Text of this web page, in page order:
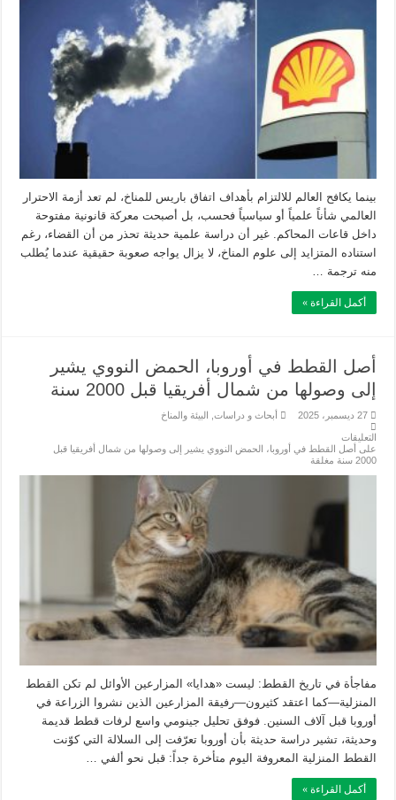
بينما يكافح العالم للالتزام بأهداف اتفاق باريس للمناخ، لم تعد أزمة الاحترار
العالمي شأناً علمياً أو سياسياً فحسب، بل أصبحت معركة قانونية مفتوحة
داخل قاعات المحاكم. غير أن دراسة علمية حديثة تحذر من أن القضاء، رغم
استناده المتزايد إلى علوم المناخ، لا يزال يواجه صعوبة حقيقية عندما يُطلب
منه ترجمة …
أكمل القراءة »
أصل القطط في أوروبا، الحمض النووي يشير
إلى وصولها من شمال أفريقيا قبل 2000 سنة
27 ديسمبر، 2025 أبحاث و دراسات البيئة والمناخ
التعليقات
على أصل القطط في أوروبا، الحمض النووي يشير إلى وصولها من شمال أفريقيا قبل
2000 سنة مغلقة
مفاجأة في تاريخ القطط: ليست «هدايا» المزارعين الأوائل لم تكن القطط
المنزلية—كما اعتقد كثيرون—رفيقة المزارعين الذين نشروا الزراعة في
أوروبا قبل آلاف السنين. فوفق تحليل جينومي واسع لرفات قطط قديمة
وحديثة، تشير دراسة حديثة بأن أوروبا تعرّفت إلى السلالة التي كوّنت
القطط المنزلية المعروفة اليوم متأخرة جداً: قبل نحو ألفي …
أكمل القراءة »